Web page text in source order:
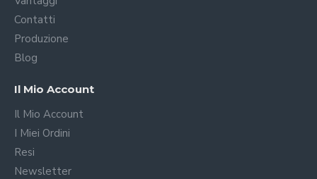
Contatti
Produzione
Blog
Il Mio Account
Il Mio Account
I Miei Ordini
Resi
Newsletter